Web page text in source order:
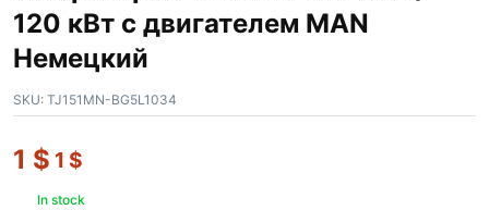
120 кВт с двигателем MAN
Немецкий
SKU: TJ151MN-BG5L1034
1 $ 1 $
In stock